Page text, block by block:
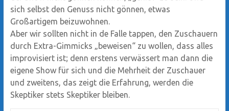
sich selbst den Genuss nicht gönnen, etwas
Großartigem beizuwohnen.
Aber wir sollten nicht in de Falle tappen, den Zuschauern
durch Extra-Gimmicks „beweisen“ zu wollen, dass alles
improvisiert ist; denn erstens verwässert man dann die
eigene Show für sich und die Mehrheit der Zuschauer
und zweitens, das zeigt die Erfahrung, werden die
Skeptiker stets Skeptiker bleiben.